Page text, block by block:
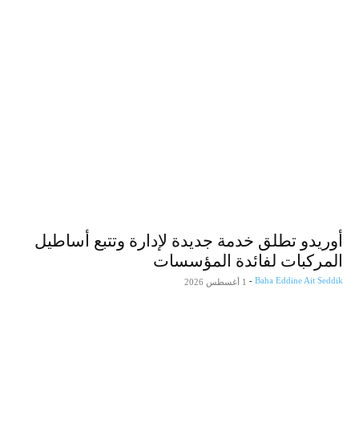
من زيارة والي وهران لمصنع vivo في الجزائر
أوريدو تطلق خدمة جديدة لإدارة وتتبع أساطيل
المركبات لفائدة المؤسسات
Baha Eddine Ait Seddik
- 1 أغسطس 2026